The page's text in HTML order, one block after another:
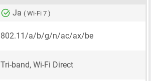
Ja ( Wi-Fi 7 )
802.11/a/b/g/n/ac/ax/be
Tri-band, Wi-Fi Direct